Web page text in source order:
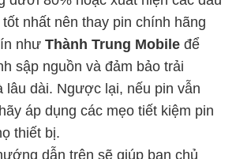
nhất nên thay pin chính hãng
như Thành Trung Mobile để
sập nguồn và đảm bảo trải
lâu dài. Ngược lại, nếu pin vẫn
áp dụng các mẹo tiết kiệm pin
thiết bị.
dẫn trên sẽ giúp bạn chủ